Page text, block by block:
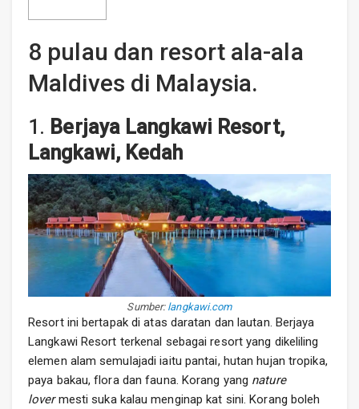
8 pulau dan resort ala-ala
Maldives di Malaysia.
1. Berjaya Langkawi Resort,
Langkawi, Kedah
Sumber: langkawi.com
Resort ini bertapak di atas daratan dan lautan. Berjaya
Langkawi Resort terkenal sebagai resort yang dikeliling
elemen alam semulajadi iaitu pantai, hutan hujan tropika,
paya bakau, flora dan fauna. Korang yang nature
lovermesti suka kalau menginap kat sini. Korang boleh